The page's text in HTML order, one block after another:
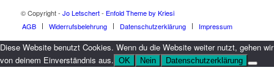
© Copyright - Jo Letschert- Enfold Theme by Kriesi
AGB
Widerrufsbelehrung Datenschutzerklärung Impressum
Diese Website benutzt Cookies. Wenn du die Website weiter nutzt, gehen wir
von deinem Einverständnis aus. OK Nein Datenschutzerklärung